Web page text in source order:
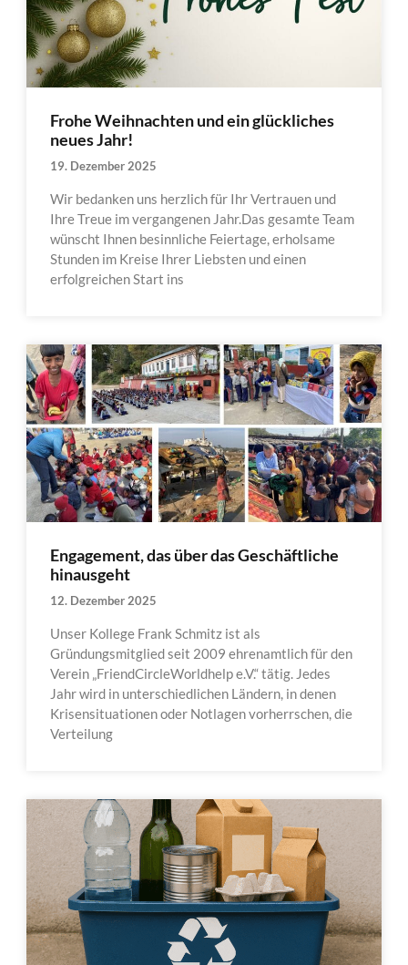
Frohe Weihnachten und ein glückliches
neues Jahr!
19. Dezember 2025
Wir bedanken uns herzlich für Ihr Vertrauen und
Ihre Treue im vergangenen Jahr.Das gesamte Team
wünscht Ihnen besinnliche Feiertage, erholsame
Stunden im Kreise Ihrer Liebsten und einen
erfolgreichen Start ins
Engagement, das über das Geschäftliche
hinausgeht
12. Dezember 2025
Unser Kollege Frank Schmitz ist als
Gründungsmitglied seit 2009 ehrenamtlich für den
Verein „FriendCircleWorldhelp e.V.“ tätig. Jedes
Jahr wird in unterschiedlichen Ländern, in denen
Krisensituationen oder Notlagen vorherrschen, die
Verteilung